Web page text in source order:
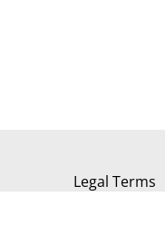
Legal Terms